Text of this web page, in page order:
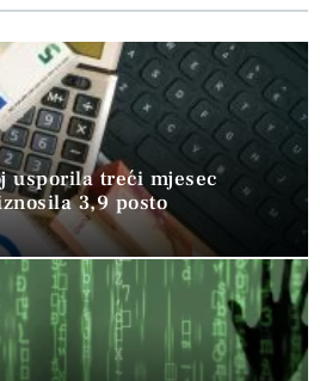
usporila treći mjesec
3,9 posto